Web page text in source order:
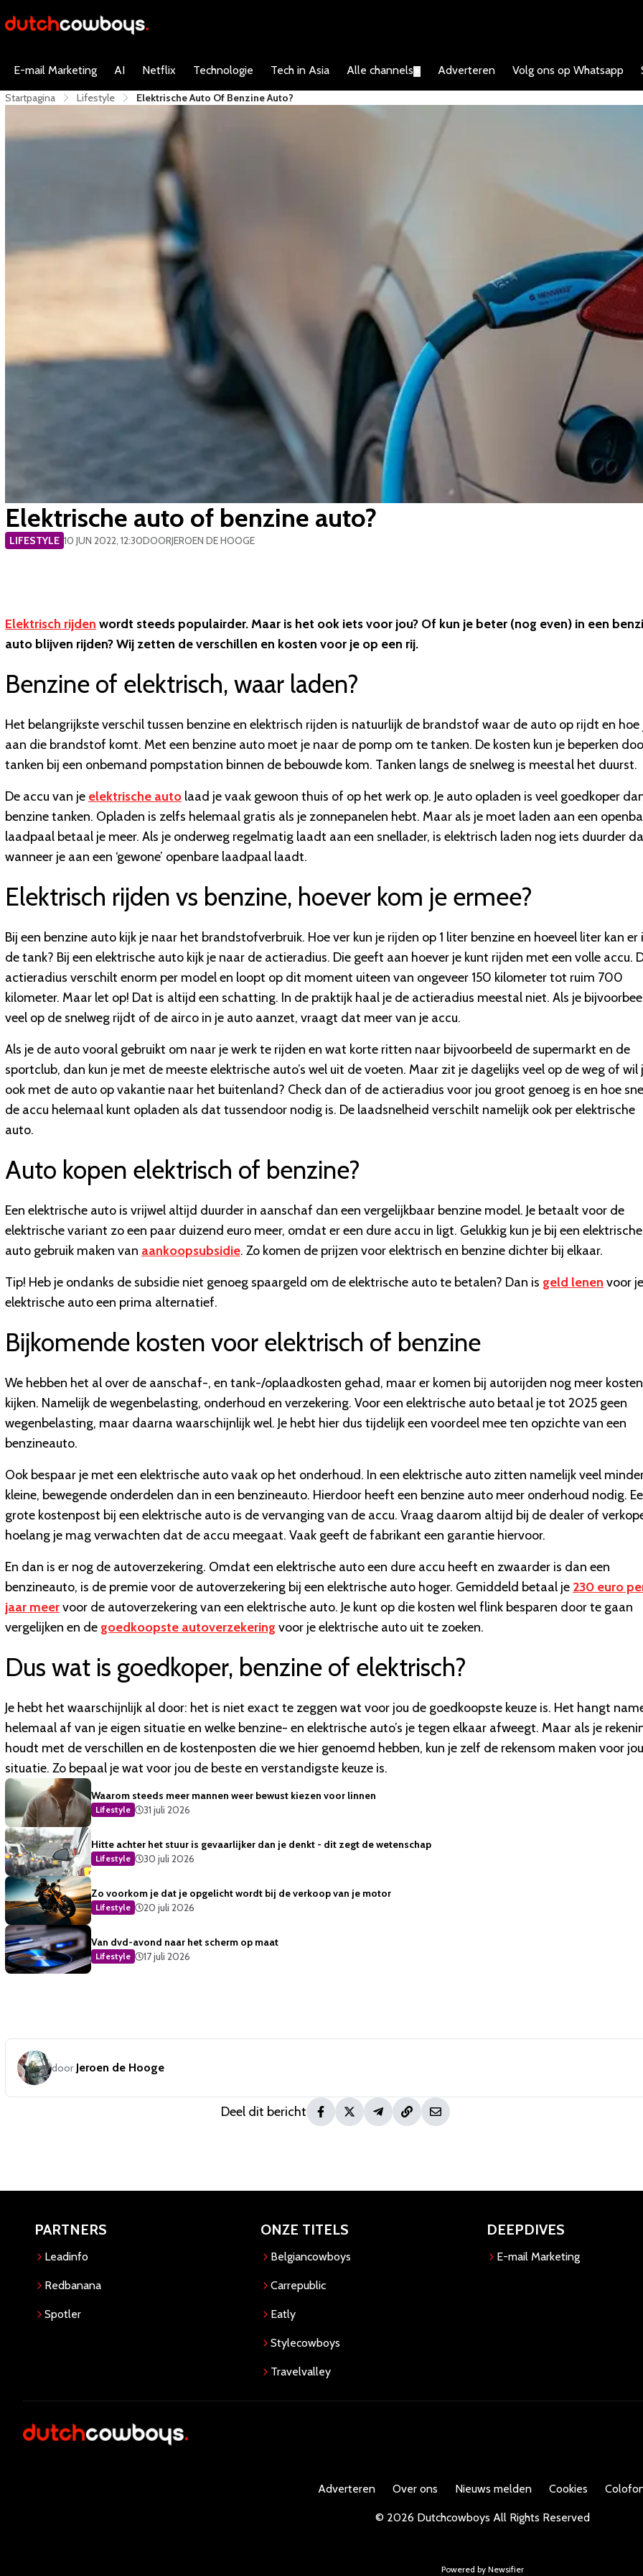
E-mail Marketing AI Netflix Technologie Tech in Asia Alle channels Adverteren Volg ons op Whatsapp
Startpagina Lifestyle Elektrische Auto Of Benzine Auto?
Elektrische auto of benzine auto?
LIFESTYLE 10 JUN 2022, 12:30DOORJEROEN DE HOOGE
Elektrisch rijden wordt steeds populairder. Maar is het ook iets voor jou? Of kun je beter (nog even) in een
auto blijven rijden? Wij zetten de verschillen en kosten voor je op een rij.
Benzine of elektrisch, waar laden?
Het belangrijkste verschil tussen benzine en elektrisch rijden is natuurlijk de brandstof waar de auto op rijdt en hoe
aan die brandstof komt. Met een benzine auto moet je naar de pomp om te tanken. De kosten kun je beperken
tanken bij een onbemand pompstation binnen de bebouwde kom. Tanken langs de snelweg is meestal het duurst.
De accu van je elektrische auto laad je vaak gewoon thuis of op het werk op. Je auto opladen is veel goedkoper
benzine tanken. Opladen is zelfs helemaal gratis als je zonnepanelen hebt. Maar als je moet laden aan een
laadpaal betaal je meer. Als je onderweg regelmatig laadt aan een snellader, is elektrisch laden nog iets duurder
wanneer je aan een ‘gewone’ openbare laadpaal laadt.
Elektrisch rijden vs benzine, hoever kom je ermee?
Bij een benzine auto kijk je naar het brandstofverbruik. Hoe ver kun je rijden op 1 liter benzine en hoeveel liter kan er
de tank? Bij een elektrische auto kijk je naar de actieradius. Die geeft aan hoever je kunt rijden met een volle accu.
actieradius verschilt enorm per model en loopt op dit moment uiteen van ongeveer 150 kilometer tot ruim 700
kilometer. Maar let op! Dat is altijd een schatting. In de praktijk haal je de actieradius meestal niet. Als je
veel op de snelweg rijdt of de airco in je auto aanzet, vraagt dat meer van je accu.
Als je de auto vooral gebruikt om naar je werk te rijden en wat korte ritten naar bijvoorbeeld de supermarkt en de
sportclub, dan kun je met de meeste elektrische auto’s wel uit de voeten. Maar zit je dagelijks veel op de weg of wil
ook met de auto op vakantie naar het buitenland? Check dan of de actieradius voor jou groot genoeg is en hoe
de accu helemaal kunt opladen als dat tussendoor nodig is. De laadsnelheid verschilt namelijk ook per elektrische
auto.
Auto kopen elektrisch of benzine?
Een elektrische auto is vrijwel altijd duurder in aanschaf dan een vergelijkbaar benzine model. Je betaalt voor de
elektrische variant zo een paar duizend euro meer, omdat er een dure accu in ligt. Gelukkig kun je bij een elektrische
auto gebruik maken van aankoopsubsidie. Zo komen de prijzen voor elektrisch en benzine dichter bij elkaar.
Tip! Heb je ondanks de subsidie niet genoeg spaargeld om de elektrische auto te betalen? Dan is geld lenen voor je
elektrische auto een prima alternatief.
Bijkomende kosten voor elektrisch of benzine
We hebben het al over de aanschaf-, en tank-/oplaadkosten gehad, maar er komen bij autorijden nog meer kosten
kijken. Namelijk de wegenbelasting, onderhoud en verzekering. Voor een elektrische auto betaal je tot 2025 geen
wegenbelasting, maar daarna waarschijnlijk wel. Je hebt hier dus tijdelijk een voordeel mee ten opzichte van een
benzineauto.
Ook bespaar je met een elektrische auto vaak op het onderhoud. In een elektrische auto zitten namelijk veel
kleine, bewegende onderdelen dan in een benzineauto. Hierdoor heeft een benzine auto meer onderhoud nodig.
grote kostenpost bij een elektrische auto is de vervanging van de accu. Vraag daarom altijd bij de dealer of
hoelang je mag verwachten dat de accu meegaat. Vaak geeft de fabrikant een garantie hiervoor.
En dan is er nog de autoverzekering. Omdat een elektrische auto een dure accu heeft en zwaarder is dan een
benzineauto, is de premie voor de autoverzekering bij een elektrische auto hoger. Gemiddeld betaal je 230 euro
jaar meervoor de autoverzekering van een elektrische auto. Je kunt op die kosten wel flink besparen door te gaan
vergelijken en de goedkoopste autoverzekering voor je elektrische auto uit te zoeken.
Dus wat is goedkoper, benzine of elektrisch?
Je hebt het waarschijnlijk al door: het is niet exact te zeggen wat voor jou de goedkoopste keuze is. Het hangt
helemaal af van je eigen situatie en welke benzine- en elektrische auto’s je tegen elkaar afweegt. Maar als je
houdt met de verschillen en de kostenposten die we hier genoemd hebben, kun je zelf de rekensom maken voor
situatie. Zo bepaal je wat voor jou de beste en verstandigste keuze is.
Waarom steeds meer mannen weer bewust kiezen voor linnen
Lifestyle 31 juli 2026
Hitte achter het stuur is gevaarlijker dan je denkt - dit zegt de wetenschap
Lifestyle 30 juli 2026
Zo voorkom je dat je opgelicht wordt bij de verkoop van je motor
Lifestyle 20 juli 2026
Van dvd-avond naar het scherm op maat
Lifestyle 17 juli 2026
door Jeroen de Hooge
Deel dit bericht
PARTNERS
Leadinfo
Redbanana
Spotler
ONZE TITELS
Belgiancowboys
Carrepublic
Eatly
Stylecowboys
Travelvalley
DEEPDIVES
E-mail Marketing
Adverteren Over ons Nieuws melden Cookies
© 2026 Dutchcowboys All Rights Reserved
Powered by Newsifier